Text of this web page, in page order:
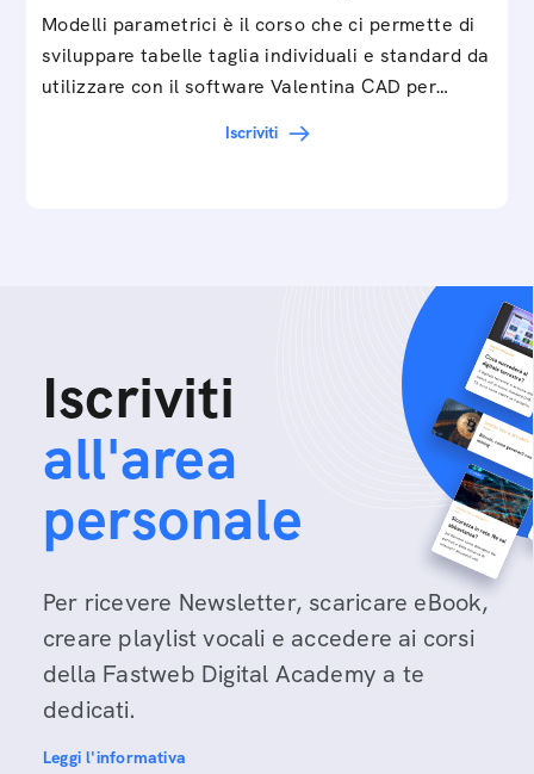
Modelli parametrici è il corso che ci permette di
sviluppare tabelle taglia individuali e standard da
utilizzare con il software Valentina CAD per…
Iscriviti
Iscriviti
all'area
personale
Per ricevere Newsletter, scaricare eBook,
creare playlist vocali e accedere ai corsi
della Fastweb Digital Academy a te
dedicati.
Leggi l'informativa